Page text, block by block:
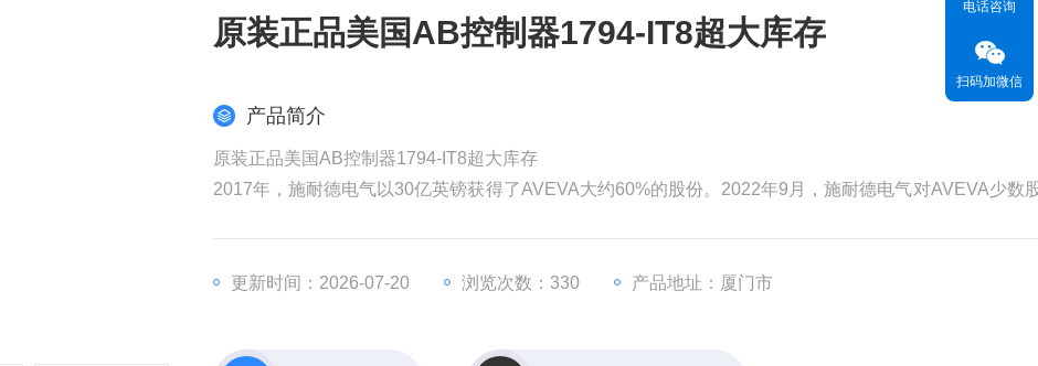
原装正品美国AB控制器1794-IT8超大库存
产品简介
原装正品美国AB控制器1794-IT8超大库存
2017年，施耐德电气以30亿英镑获得了AVEVA大约60%的股份。2022年9月，施耐德电气对AVEVA少数
全球工业部门越来越依赖数据来实现商业价值。但和其他材料一样，这
更新时间：2026-07-20 浏览次数：330 产品地址：厦门市
电话咨询
扫码加微信